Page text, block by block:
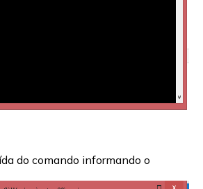
do comando informando o